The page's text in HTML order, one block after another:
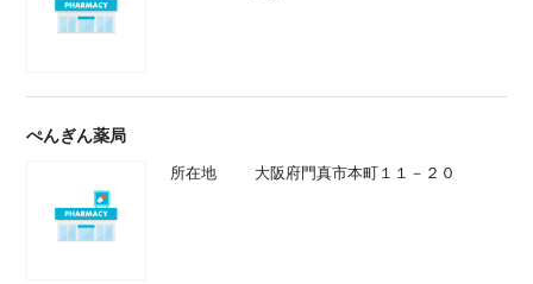
ぺんぎん薬局
所在地 大阪府門真市本町１１－２０